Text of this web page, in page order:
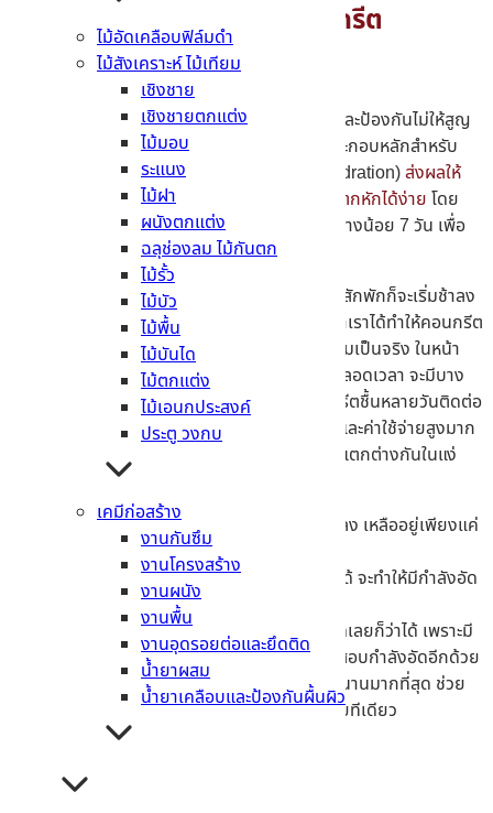
ไม้อัดเคลือบฟิล์มดำ
ไม้สังเคราะห์ ไม้เทียม
เชิงชาย
เชิงชายตกแต่ง
ไม้มอบ
ระแนง
ไม้ฝา
ผนังตกแต่ง
ฉลุช่องลม ไม้กันตก
ไม้รั้ว
ไม้บัว
ไม้พื้น
ไม้บันได
ไม้ตกแต่ง
ไม้เอนกประสงค์
ประตู วงกบ
เคมีก่อสร้าง
งานกันซึม
งานโครงสร้าง
งานผนัง
งานพื้น
งานอุดรอยต่อและยึดติด
น้ำยาผสม
น้ำยาเคลือบและป้องกันผื้นผิว
ทำไมถึงต้อง บ่มคอนกรีต
เพราะการบ่มจะช่วยให้คอนกรีตสามารถควบคุม และป้องกันไม่ให้สูญ
เสียความชื้นได้อย่างรวดเร็ว เพราะน้ำเป็นองค์ประกอบหลักสำหรับ
คอนกรีต ที่จะต้องทำให้เกิดปฏิกิริยาไฮเดรชั่น(hydration)ส่งผลให้
ความหนาแน่นของคอนกรีตมีความแข็งแรง ไม่แตกหักได้ง่าย โดย
ระยะเวลาในการบ่มคอนกรีต ควรจะทำต่อเนื่องอย่างน้อย 7 วัน เพื่อ
เพิ่มกำลังอัดของคอนกรีตให้มากขึ้นเรื่อยๆ
ซึ่งกำลังอัดจะเพิ่มขึ้นสูงในช่วงแรก และถ้าผ่านไปสักพักก็จะเริ่มช้าลง
แต่ก็จะขึ้นอยู่กับปัจจัยภายนอกต่างๆ ที่เกิดขึ้น ว่าเราได้ทำให้คอนกรีต
บ่มชื้นอยู่ตลอดเวลาหรือเปล่า ถ้าพูดตามหลักความเป็นจริง ในหน้า
งานก่อสร้างอาจจะไม่ได้ทำให้คอนกรีตบ่มชื้นอยู่ตลอดเวลา จะมีบาง
ช่วงบ้างที่คอนกรีตแห้ง เพราะถ้าต้องทำให้คอนกรีตชื้นหลายวันติดต่อ
กัน จะส่งผลให้การทำงานของการก่อสร้างช้าลง และค่าใช้จ่ายสูงมาก
ขึ้น โดยระยะเวลาในการบ่มของแต่ละช่วง มีความแตกต่างกันในแง่
ของกำลังอัด คือ
ไม่บ่มคอนกรีตเลย จะส่งผลให้กำลังอัดลดลง เหลืออยู่เพียงแค่
บ่มแบบขั้นต้น 7 วันหรือจะทำถึง 14 วันก็ได้ จะทำให้มีกำลังอัด
เป็นระยะเวลาที่สมบูรณ์มากที่สุดเลยก็ว่าได้ เพราะมี
กำลังอัด 100% และเป็นช่วงนิยมนำไปทดสอบกำลังอัดอีกด้วย
บ่มสูงสุดถึง 180 วันจะเป็นระยะเวลาที่บ่มนานมากที่สุด ช่วย
ทำให้คอนกรีตมีกำลังเพิ่มขึ้นถึง 125% เลยทีเดียว